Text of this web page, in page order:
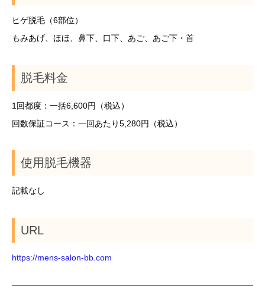
ヒゲ脱毛（6部位）
もみあげ、ほほ、鼻下、口下、あご、あご下・首
脱毛料金
1回都度：一括6,600円（税込）
回数保証コース：一回あたり5,280円（税込）
使用脱毛機器
記載なし
URL
https://mens-salon-bb.com